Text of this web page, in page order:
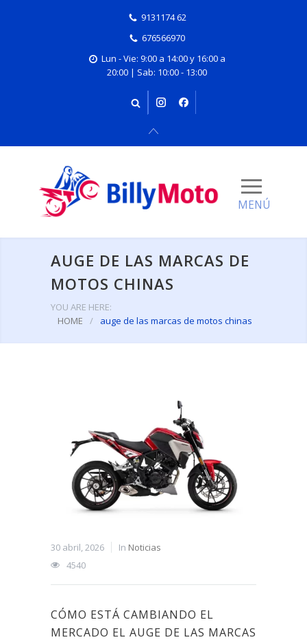
9131174 62
676566970
Lun - Vie: 9:00 a 14:00 y 16:00 a
20:00 | Sab: 10:00 - 13:00
AUGE DE LAS MARCAS DE
MOTOS CHINAS
YOU ARE HERE:
HOME
/ auge de las marcas de motos chinas
30 abril, 2026 In Noticias
4540
CÓMO ESTÁ CAMBIANDO EL
MERCADO EL AUGE DE LAS MARCAS